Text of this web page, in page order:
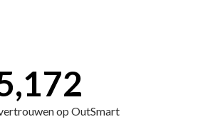
op OutSmart